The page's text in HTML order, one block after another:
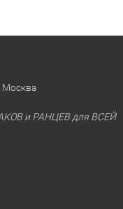
Москва
и РАНЦЕВ для ВСЕЙ